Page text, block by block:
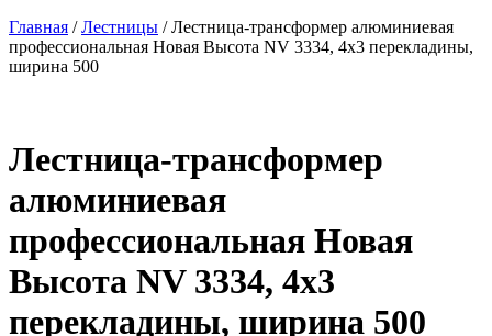
Главная /Лестницы / Лестница-трансформер алюминиевая
профессиональная Новая Высота NV 3334, 4х3 перекладины,
ширина 500
Лестница-трансформер
алюминиевая
профессиональная Новая
Высота NV 3334, 4х3
перекладины, ширина 500